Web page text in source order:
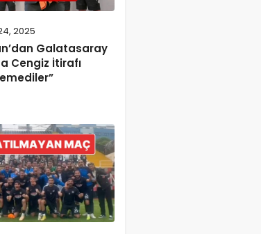
2025
Galatasaray
Cengiz İtirafı